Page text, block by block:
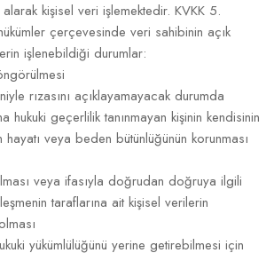
alarak kişisel veri işlemektedir. KVKK 5.
çerçevesinde veri sahibinin açık
işlenebildiği durumlar:
rızasını açıklayamayacak durumda
hukuki geçerlilik tanınmayan kişinin kendisinin
veya beden bütünlüğünün korunması
veya ifasıyla doğrudan doğruya ilgili
taraflarına ait kişisel verilerin
yükümlülüğünü yerine getirebilmesi için